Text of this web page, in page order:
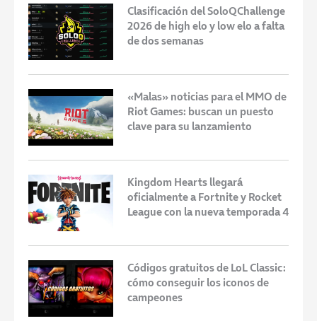
Clasificación del SoloQChallenge
2026 de high elo y low elo a falta
de dos semanas
«Malas» noticias para el MMO de
Riot Games: buscan un puesto
clave para su lanzamiento
Kingdom Hearts llegará
oficialmente a Fortnite y Rocket
League con la nueva temporada 4
Códigos gratuitos de LoL Classic:
cómo conseguir los iconos de
campeones